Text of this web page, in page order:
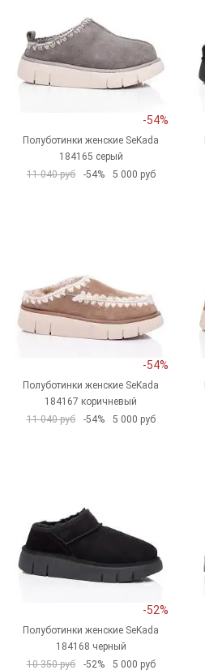
-54%
Полуботинки женские SeKada
184165 серый
11 040 руб
-54% 5 000 руб
-54%
Полуботинки женские SeKada
184167 коричневый
11 040 руб
-54% 5 000 руб
-52%
Полуботинки женские SeKada
184168 черный
10 350 руб
-52% 5 000 руб